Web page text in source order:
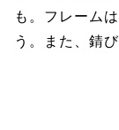
も。フレーム
う。また、錆